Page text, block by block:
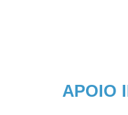
APOIO